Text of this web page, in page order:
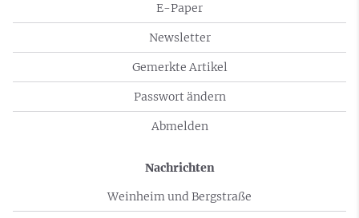
E-Paper
Newsletter
Gemerkte Artikel
Passwort ändern
Abmelden
Nachrichten
Weinheim und Bergstraße